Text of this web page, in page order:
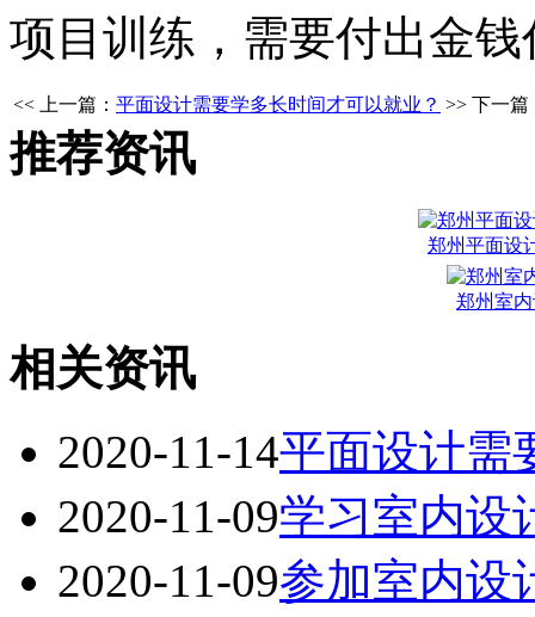
项目训练，需要付出金
<< 上一篇： 平面设计需要学多长时间才可以就业？ >> 下一篇
推荐资讯
郑州平面设
郑州室
相关资讯
2020-11-14平面设计需
2020-11-09学习室内设
2020-11-09参加室内设